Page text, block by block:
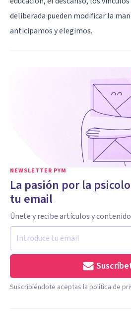
deliberada pueden modificar la
anticipamos y elegimos.
NEWSLETTER PYM
La pasión por la
tu email
Únete y recibe artículos y
Suscribiéndote aceptas la política de